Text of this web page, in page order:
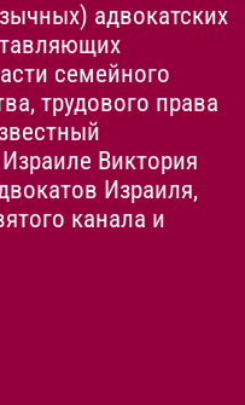
адвокатских
семейного
трудового права
Виктория
Израиля,
канала и